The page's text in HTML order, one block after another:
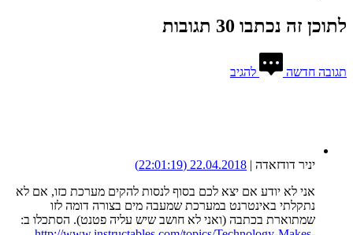
לתוכן זה נכתבו 30 תגובות
תגובה חדשה להגיב
יניר דודזאדה|
22.04.2018
(22:01:19)
אני לא יודע אם יצא לכם בסוף לנסות להקים מערכת כזו, אם לא
נתקלתי באינטרנט במערכת שמעבה מים בצורה דומה לזו
שמתוארת בכתבה (ואני לא חושב שיש עליה פטנט). הסתכלו ב: